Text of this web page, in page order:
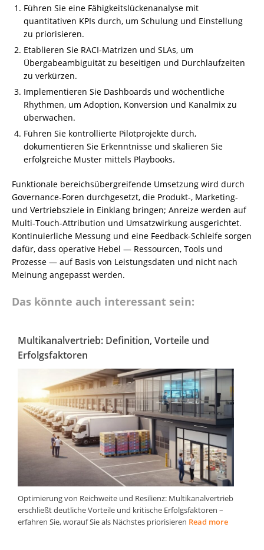
Führen Sie eine Fähigkeitslückenanalyse mit
quantitativen KPIs durch, um Schulung und Einstellung
zu priorisieren.
Etablieren Sie RACI-Matrizen und SLAs, um
Übergabeambiguität zu beseitigen und Durchlaufzeiten
zu verkürzen.
Implementieren Sie Dashboards und wöchentliche
Rhythmen, um Adoption, Konversion und Kanalmix zu
überwachen.
Führen Sie kontrollierte Pilotprojekte durch,
dokumentieren Sie Erkenntnisse und skalieren Sie
erfolgreiche Muster mittels Playbooks.
Funktionale bereichsübergreifende Umsetzung wird durch
Governance-Foren durchgesetzt, die Produkt-, Marketing-
und Vertriebsziele in Einklang bringen; Anreize werden auf
Multi-Touch-Attribution und Umsatzwirkung ausgerichtet.
Kontinuierliche Messung und eine Feedback-Schleife sorgen
dafür, dass operative Hebel — Ressourcen, Tools und
Prozesse — auf Basis von Leistungsdaten und nicht nach
Meinung angepasst werden.
Das könnte auch interessant sein:
Multikanalvertrieb: Definition, Vorteile und
Erfolgsfaktoren
Optimierung von Reichweite und Resilienz: Multikanalvertrieb
erschließt deutliche Vorteile und kritische Erfolgsfaktoren –
erfahren Sie, worauf Sie als Nächstes priorisieren Read more